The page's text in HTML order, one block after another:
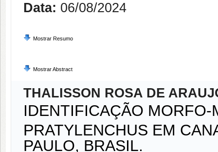
Data: 06/08/2024
Mostrar Resumo
Mostrar Abstract
THALISSON ROSA DE
IDENTIFICAÇÃO
PRATYLENCHUS EM
PAULO, BRASIL.